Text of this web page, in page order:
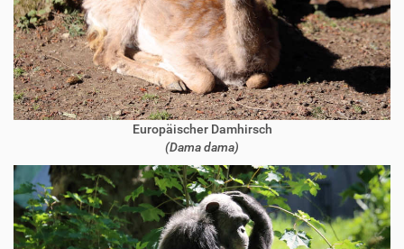
Europäischer Damhirsch
(Dama dama)